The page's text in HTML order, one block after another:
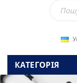
КАТЕГОРІЯ